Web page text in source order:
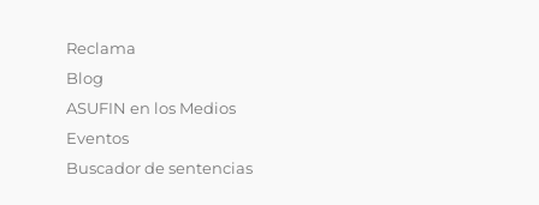
Reclama
Blog
ASUFIN en los Medios
Eventos
Buscador de sentencias